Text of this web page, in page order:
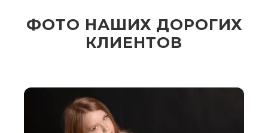
ФОТО НАШИХ ДОРОГИХ
КЛИЕНТОВ